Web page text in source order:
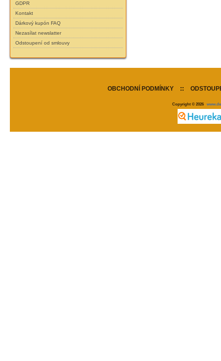
GDPR
Kontakt
Dárkový kupón FAQ
Nezasílat newslatter
Odstoupení od smlouvy
OBCHODNÍ PODMÍNKY ::
Copyright © 2026